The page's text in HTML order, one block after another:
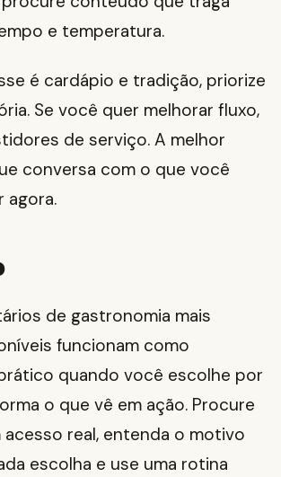
e temperatura.
é cardápio e tradição, priorize
Se você quer melhorar fluxo,
de serviço. A melhor
conversa com o que você
agora.
de gastronomia mais
funcionam como
quando você escolhe por
o que vê em ação. Procure
real, entenda o motivo
escolha e use uma rotina